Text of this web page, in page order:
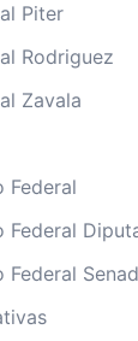
Piter
Rodriguez
Zavala
Federal
Federal
Federal